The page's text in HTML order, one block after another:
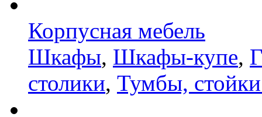
Корпусная мебель
Шкафы, Шкафы-купе,
столики, Тумбы,